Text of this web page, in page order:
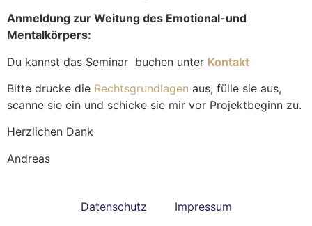
Anmeldung zur Weitung des Emotional-und
Mentalkörpers:
Du kannst das Seminar buchen unter Kontakt
Bitte drucke die Rechtsgrundlagen aus, fülle sie aus,
scanne sie ein und schicke sie mir vor Projektbeginn zu.
Herzlichen Dank
Andreas
Datenschutz Impressum